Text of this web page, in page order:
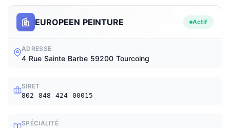
EUROPEEN PEINTURE Actif
ADRESSE
4 Rue Sainte Barbe 59200 Tourcoing
SIRET
802 848 424 00015
SPÉCIALITÉ